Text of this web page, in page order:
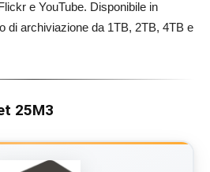
e YouTube. Disponibile in
di archiviazione da 1TB, 2TB, 4TB e
25M3